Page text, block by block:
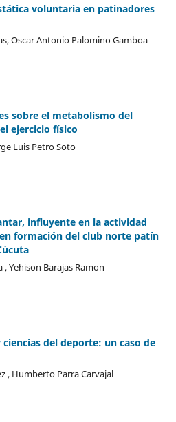
voluntaria en patinadores
Oscar Antonio Palomino Gamboa
sobre el metabolismo del
ejercicio físico
Luis Petro Soto
influyente en la actividad
formación del club norte patín
Yehison Barajas Ramon
del deporte: un caso de
, Humberto Parra Carvajal